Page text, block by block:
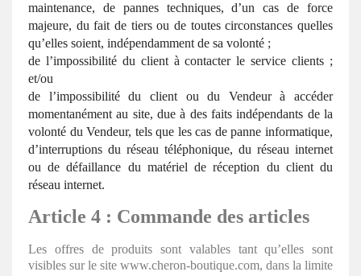
maintenance, de pannes techniques, d’un cas de force
majeure, du fait de tiers ou de toutes circonstances quelles
qu’elles soient, indépendamment de sa volonté ;
de l’impossibilité du client à contacter le service clients ;
et/ou
de l’impossibilité du client ou du Vendeur à accéder
momentanément au site, due à des faits indépendants de la
volonté du Vendeur, tels que les cas de panne informatique,
d’interruptions du réseau téléphonique, du réseau internet
ou de défaillance du matériel de réception du client du
réseau internet.
Article 4 : Commande des articles
Les offres de produits sont valables tant qu’elles sont
visibles sur le site www.cheron-boutique.com, dans la limite